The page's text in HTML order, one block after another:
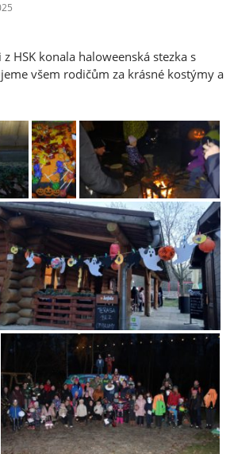
HSK konala haloweenská stezka s
všem rodičům za krásné kostýmy a